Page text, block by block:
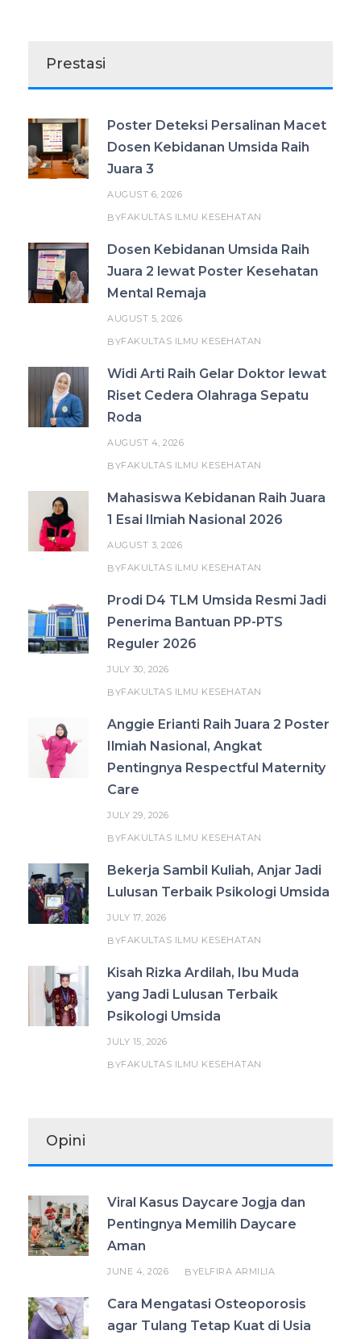
Prestasi
Poster Deteksi Persalinan Macet
Dosen Kebidanan Umsida Raih
Juara 3
AUGUST 6, 2026
BYFAKULTAS ILMU KESEHATAN
Dosen Kebidanan Umsida Raih
Juara 2 lewat Poster Kesehatan
Mental Remaja
AUGUST 5, 2026
BYFAKULTAS ILMU KESEHATAN
Widi Arti Raih Gelar Doktor lewat
Riset Cedera Olahraga Sepatu
Roda
AUGUST 4, 2026
BYFAKULTAS ILMU KESEHATAN
Mahasiswa Kebidanan Raih Juara
1 Esai Ilmiah Nasional 2026
AUGUST 3, 2026
BYFAKULTAS ILMU KESEHATAN
Prodi D4 TLM Umsida Resmi Jadi
Penerima Bantuan PP-PTS
Reguler 2026
JULY 30, 2026
BYFAKULTAS ILMU KESEHATAN
Anggie Erianti Raih Juara 2 Poster
Ilmiah Nasional, Angkat
Pentingnya Respectful Maternity
Care
JULY 29, 2026
BYFAKULTAS ILMU KESEHATAN
Bekerja Sambil Kuliah, Anjar Jadi
Lulusan Terbaik Psikologi Umsida
JULY 17, 2026
BYFAKULTAS ILMU KESEHATAN
Kisah Rizka Ardilah, Ibu Muda
yang Jadi Lulusan Terbaik
Psikologi Umsida
JULY 15, 2026
BYFAKULTAS ILMU KESEHATAN
Opini
Viral Kasus Daycare Jogja dan
Pentingnya Memilih Daycare
Aman
JUNE 4, 2026 BYELFIRA ARMILIA
Cara Mengatasi Osteoporosis
agar Tulang Tetap Kuat di Usia